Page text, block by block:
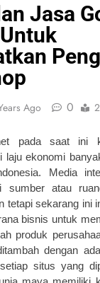
Jasa
Ago 0
pada saat ini
laju ekonomi
Media
sumber atau
tetapi sekarang ini
bisnis untuk
produk
dengan
setiap situs yang